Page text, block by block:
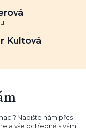
Kultová
Napište nám přes
a vše potřebné s vámi